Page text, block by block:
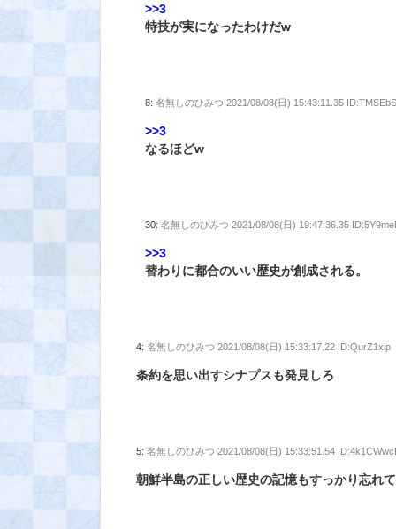
>>3
特技が実になったわけだw
8:名無しのひみつ 2021/08/08(日) 15:43:11.35
>>3
なるほどw
30:名無しのひみつ 2021/08/08(日) 19:47:36.35
>>3
替わりに都合のいい歴史が創成される。
4:名無しのひみつ 2021/08/08(日) 15:33:17.22 ID:QurZ1xip
条約を思い出すシナプスも発見しろ
5:名無しのひみつ 2021/08/08(日) 15:33:51.54
朝鮮半島の正しい歴史の記憶もすっかり忘れ